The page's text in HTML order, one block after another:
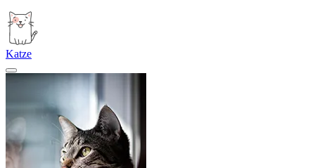
Katze